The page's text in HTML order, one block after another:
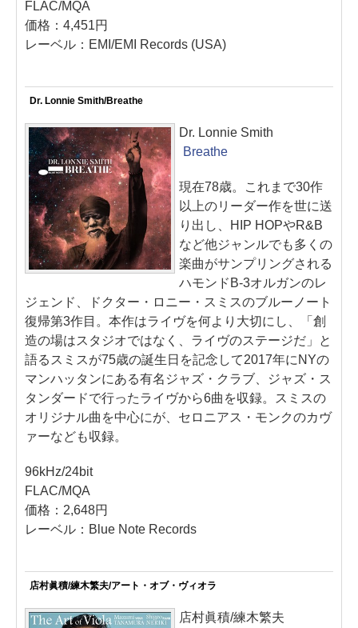
FLAC/MQA
価格：4,451円
レーベル：EMI/EMI Records (USA)
Dr. Lonnie Smith/Breathe
Dr. Lonnie Smith
Breathe
現在78歳。これまで30作
以上のリーダー作を世に送
り出し、HIP HOPやR&B
など他ジャンルでも多くの
楽曲がサンプリングされる
ハモンドB-3オルガンのレ
ジェンド、ドクター・ロニー・スミスのブルーノート
復帰第3作目。本作はライヴを何より大切にし、「創
造の場はスタジオではなく、ライヴのステージだ」と
語るスミスが75歳の誕生日を記念して2017年にNYの
マンハッタンにある有名ジャズ・クラブ、ジャズ・ス
タンダードで行ったライヴから6曲を収録。スミスの
オリジナル曲を中心にが、セロニアス・モンクのカヴ
ァーなども収録。
96kHz/24bit
FLAC/MQA
価格：2,648円
レーベル：Blue Note Records
店村眞積/練木繁夫/アート・オブ・ヴィオラ
店村眞積/練木繁夫